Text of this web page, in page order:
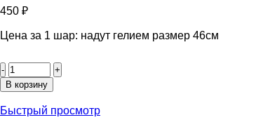
450 ₽
Цена за 1 шар: надут гелием размер 46см
товара
Шар
“Милейшей
В корзину
Быстрый просмотр